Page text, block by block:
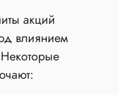
акций
влиянием